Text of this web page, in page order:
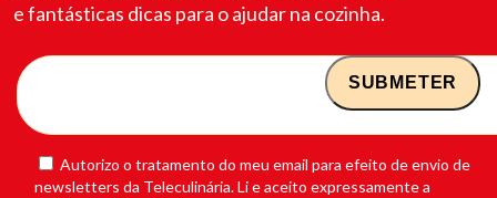
e fantásticas dicas para o ajudar na cozinha.
Autorizo o tratamento do meu email para efeito de envio de
newsletters da Teleculinária. Li e aceito expressamente a